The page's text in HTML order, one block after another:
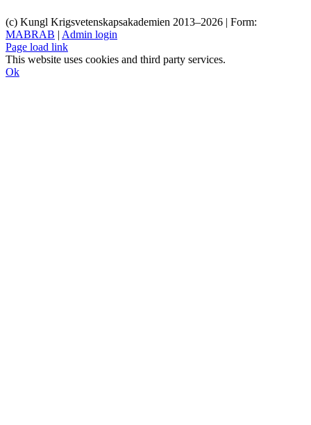
(c) Kungl Krigsvetenskapsakademien 2013–2026 | Form:
MABRAB | Admin login
Page load link
This website uses cookies and third party services.
Ok